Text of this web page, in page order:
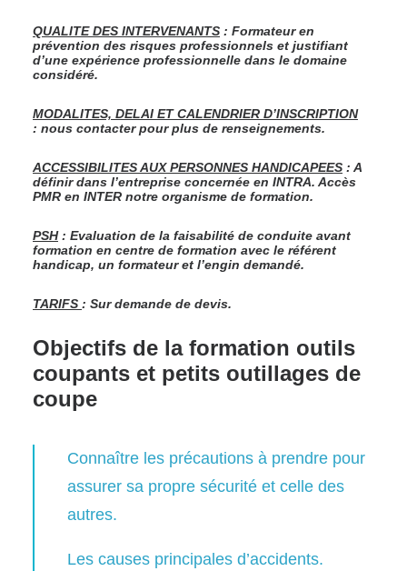
QUALITE DES INTERVENANTS : Formateur en
prévention des risques professionnels et justifiant
d’une expérience professionnelle dans le domaine
considéré.
MODALITES, DELAI ET CALENDRIER D’INSCRIPTION
: nous contacter pour plus de renseignements.
ACCESSIBILITES AUX PERSONNES HANDICAPEES : A
définir dans l’entreprise concernée en INTRA. Accès
PMR en INTER notre organisme de formation.
PSH: Evaluation de la faisabilité de conduite avant
formation en centre de formation avec le référent
handicap, un formateur et l’engin demandé.
TARIFS : Sur demande de devis.
Objectifs de la formation outils
coupants et petits outillages de
coupe
Connaître les précautions à prendre pour
assurer sa propre sécurité et celle des
autres.
Les causes principales d’accidents.